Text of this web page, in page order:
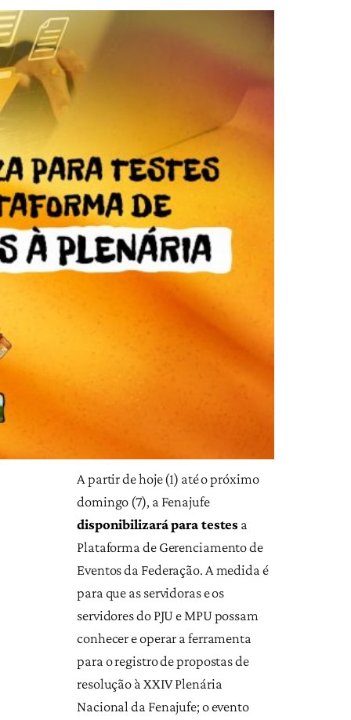
A partir de hoje (1) até o próximo
domingo (7), a Fenajufe
disponibilizará para testesa
Plataforma de Gerenciamento de
Eventos da Federação. A medida é
para que as servidoras e os
servidores do PJU e MPU possam
conhecer e operar a ferramenta
para o registro de propostas de
resolução à XXIV Plenária
Nacional da Fenajufe; o evento